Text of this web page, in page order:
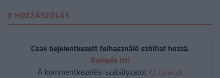
0 HOZZÁSZÓLÁS
Csak bejelentkezett felhasználó szólhat hozzá.
Belépés itt!
A kommentkezelési szabályzatot itt találod.